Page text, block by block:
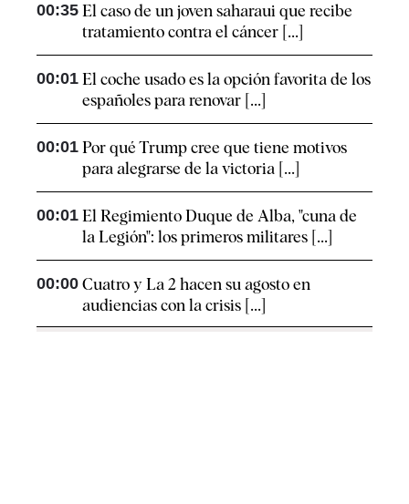
00:35 El caso de un joven saharaui que recibe
tratamiento contra el cáncer [...]
00:01 El coche usado es la opción favorita de los
españoles para renovar [...]
00:01 Por qué Trump cree que tiene motivos
para alegrarse de la victoria [...]
00:01 El Regimiento Duque de Alba, "cuna de
la Legión": los primeros militares [...]
00:00 Cuatro y La 2 hacen su agosto en
audiencias con la crisis [...]